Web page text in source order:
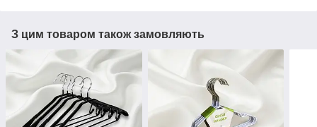
З цим товаром також замовляють